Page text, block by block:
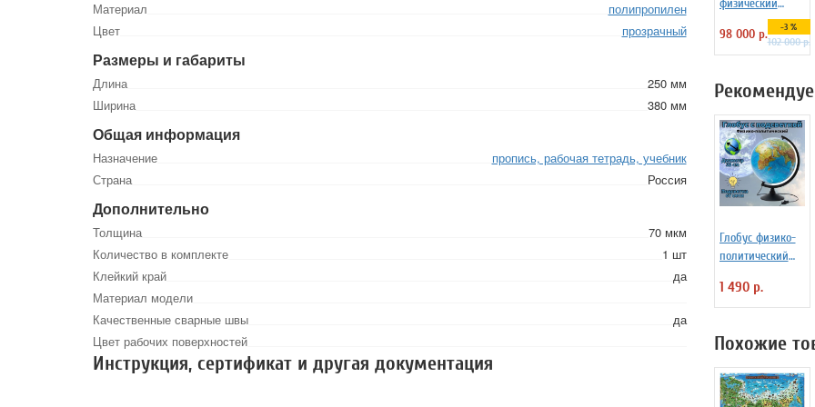
Материал
полипропилен
Цвет
прозрачный
Размеры и габариты
Длина
250 мм
Ширина
380 мм
Общая информация
Назначение
пропись, рабочая тетрадь, учебник
Страна
Россия
Дополнительно
Толщина
70 мкм
Количество в комплекте
1 шт
Клейкий край
да
Материал модели
Качественные сварные швы
да
Цвет рабочих поверхностей
Инструкция, сертификат и другая документация
физический
напольный d=95
см на
пластиковой
98 000 р. -3 %
102 000 р.
Глобус физико-
политический
подсветкой и
рельефом
1 490 р.
Похожие